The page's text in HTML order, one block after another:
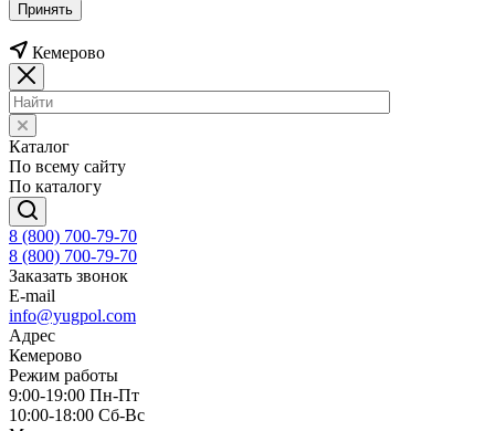
Принять
Кемерово
Каталог
По всему сайту
По каталогу
8 (800) 700-79-70
8 (800) 700-79-70
Заказать звонок
E-mail
info@yugpol.com
Адрес
Кемерово
Режим работы
9:00-19:00 Пн-Пт
10:00-18:00 Cб-Вс